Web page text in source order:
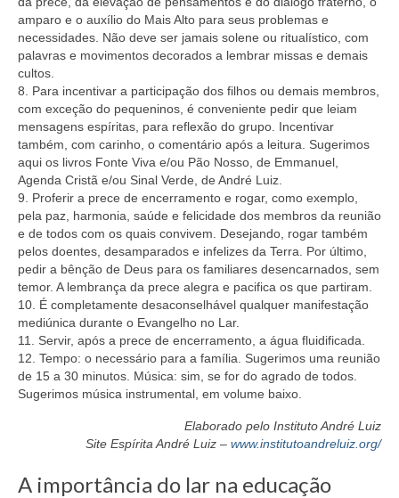
amparo e o auxílio do Mais Alto para seus problemas e
necessidades. Não deve ser jamais solene ou ritualístico, com
palavras e movimentos decorados a lembrar missas e demais
cultos.
8. Para incentivar a participação dos filhos ou demais membros,
com exceção do pequeninos, é conveniente pedir que leiam
mensagens espíritas, para reflexão do grupo. Incentivar
também, com carinho, o comentário após a leitura. Sugerimos
aqui os livros Fonte Viva e/ou Pão Nosso, de Emmanuel,
Agenda Cristã e/ou Sinal Verde, de André Luiz.
9. Proferir a prece de encerramento e rogar, como exemplo,
pela paz, harmonia, saúde e felicidade dos membros da reunião
e de todos com os quais convivem. Desejando, rogar também
pelos doentes, desamparados e infelizes da Terra. Por último,
pedir a bênção de Deus para os familiares desencarnados, sem
temor. A lembrança da prece alegra e pacifica os que partiram.
10. É completamente desaconselhável qualquer manifestação
mediúnica durante o Evangelho no Lar.
11. Servir, após a prece de encerramento, a água fluidificada.
12. Tempo: o necessário para a família. Sugerimos uma reunião
de 15 a 30 minutos. Música: sim, se for do agrado de todos.
Sugerimos música instrumental, em volume baixo.
Elaborado pelo Instituto André Luiz
Site Espírita André Luiz – www.institutoandreluiz.org/
A importância do lar na educação